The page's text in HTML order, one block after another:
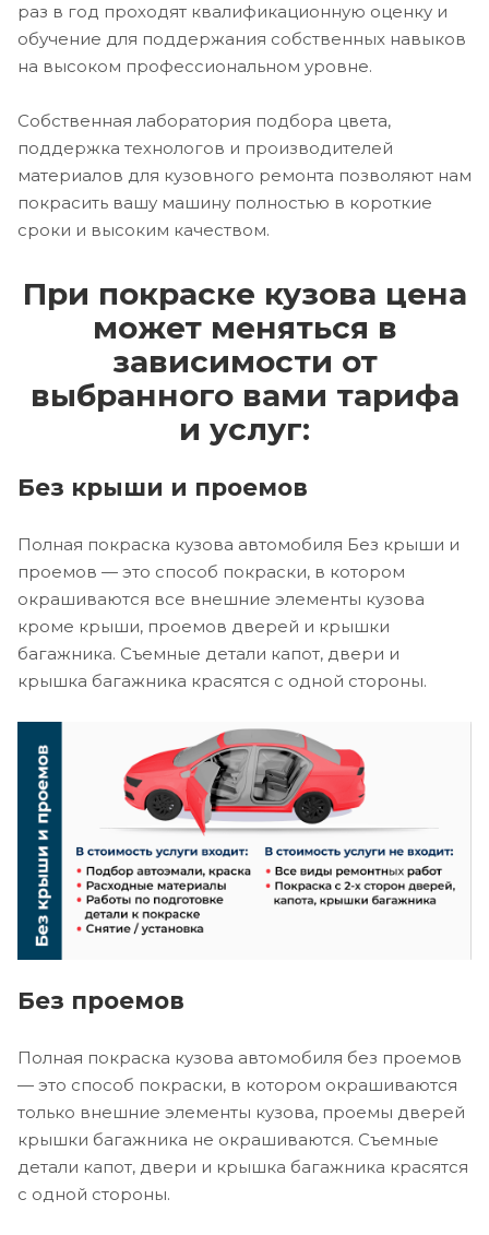
раз в год проходят квалификационную оценку и
обучение для поддержания собственных навыков
на высоком профессиональном уровне.
Собственная лаборатория подбора цвета,
поддержка технологов и производителей
материалов для кузовного ремонта позволяют нам
покрасить вашу машину полностью в короткие
сроки и высоким качеством.
При покраске кузова цена
может меняться в
зависимости от
выбранного вами тарифа
и услуг:
Без крыши и проемов
Полная покраска кузова автомобиля Без крыши и
проемов — это способ покраски, в котором
окрашиваются все внешние элементы кузова
кроме крыши, проемов дверей и крышки
багажника. Съемные детали капот, двери и
крышка багажника красятся с одной стороны.
Без проемов
Полная покраска кузова автомобиля без проемов
— это способ покраски, в котором окрашиваются
только внешние элементы кузова, проемы дверей
крышки багажника не окрашиваются. Съемные
детали капот, двери и крышка багажника красятся
с одной стороны.